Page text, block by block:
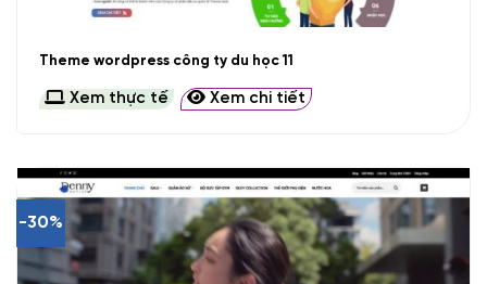
Theme wordpress công ty du học 11
Xem thực tế Xem chi tiết
-30%